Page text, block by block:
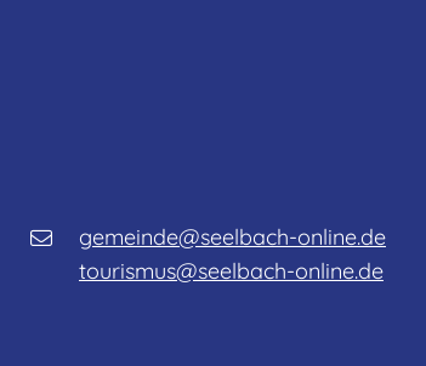
gemeinde@seelbach-online.de
tourismus@seelbach-online.de